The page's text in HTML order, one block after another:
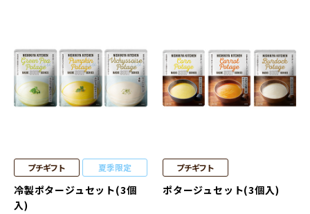
プチギフト 夏季限定
冷製ポタージュセット(3個
入)
プチギフト
ポタージュセット(3個入)